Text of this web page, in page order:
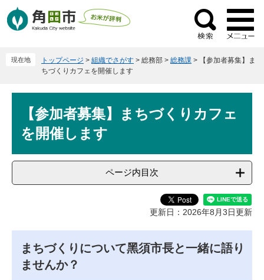
ー
ニ
検
索
現在地 トップページ > 組織でさがす > 総務部 > 総務課 >
【参加者募集】ま
ちづくりカフェを開催します
【参加者募集】まちづくりカフェ
を開催します
ページ内目次
更新日：2026年8月3日更新
まちづくりについて黑須市長と一緒に語り
ませんか？